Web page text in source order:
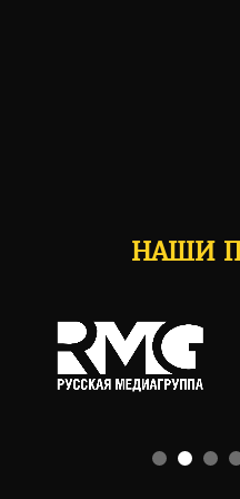
НАШИ